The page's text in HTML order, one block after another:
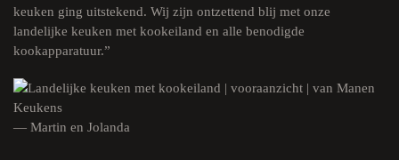
keuken ging uitstekend. Wij zijn ontzettend blij met onze
landelijke keuken met kookeiland en alle benodigde
kookapparatuur.”
— Martin en Jolanda